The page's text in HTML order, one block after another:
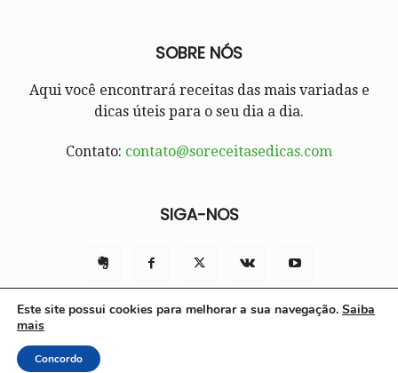
SOBRE NÓS
Aqui você encontrará receitas das mais variadas e
dicas úteis para o seu dia a dia.
Contato: contato@soreceitasedicas.com
SIGA-NOS
© Só Receitas e Dicas 2025 | Todos os direitos reservados.
Este site possui cookies para melhorar a sua navegação. Saiba
mais
Concordo